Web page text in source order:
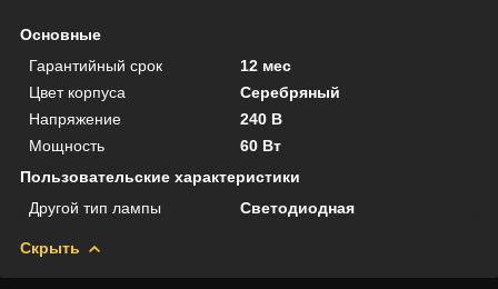
Основные
Гарантийный срок
12 мес
Цвет корпуса
Серебряный
Напряжение
240 В
Мощность
60 Вт
Пользовательские характеристики
Другой тип лампы
Светодиодная
Скрыть